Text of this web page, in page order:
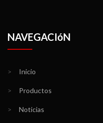
NAVEGACIóN
> Inicio
> Productos
> Noticias